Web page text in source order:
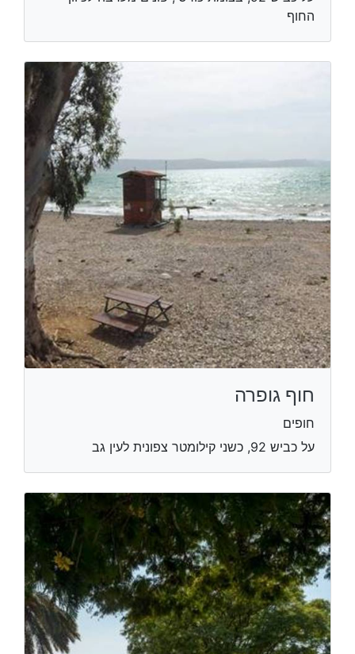
החוף
חוף גופרה
חופים
על כביש 92, כשני קילומטר צפונית לעין גב